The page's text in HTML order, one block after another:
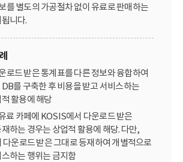
를 별도의 가공절차 없이 유료로 판매하는
니다.
로드 받은 통계표를 다른 정보와 융합하여
를 구축한 후 비용을 받고 서비스하는
활용에 해당
료 카페에 KOSIS에서 다운로드 받은
하는 경우는 상업적 활용에 해당. 다만,
운로드 받은 그대로 등재하여 개별적으로
하는 행위는 금지함